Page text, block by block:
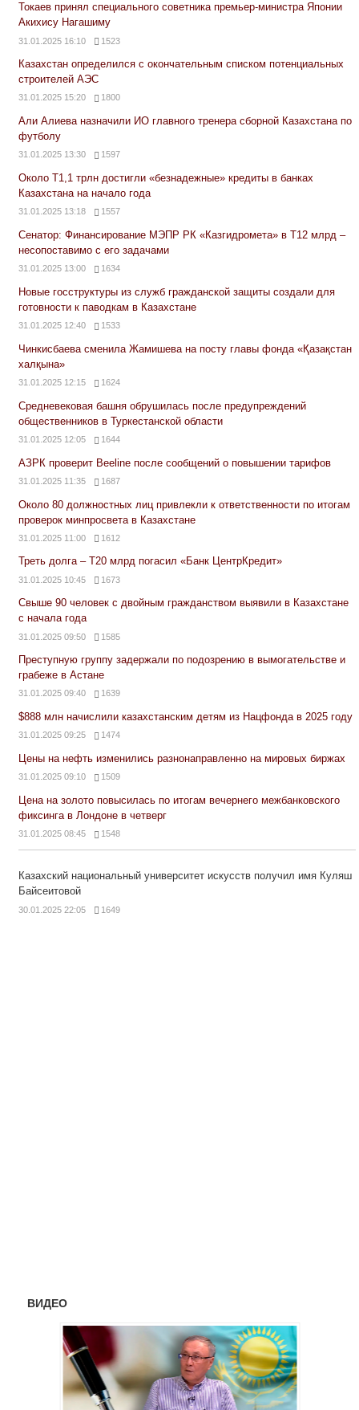
Токаев принял специального советника премьер-министра Японии
Акихису Нагашиму
31.01.2025 16:10 1523
Казахстан определился с окончательным списком потенциальных
строителей АЭС
31.01.2025 15:20 1800
Али Алиева назначили ИО главного тренера сборной Казахстана по
футболу
31.01.2025 13:30 1597
Около Т1,1 трлн достигли «безнадежные» кредиты в банках
Казахстана на начало года
31.01.2025 13:18 1557
Сенатор: Финансирование МЭПР РК «Казгидромета» в Т12 млрд –
несопоставимо с его задачами
31.01.2025 13:00 1634
Новые госструктуры из служб гражданской защиты создали для
готовности к паводкам в Казахстане
31.01.2025 12:40 1533
Чинкисбаева сменила Жамишева на посту главы фонда «Қазақстан
халқына»
31.01.2025 12:15 1624
Средневековая башня обрушилась после предупреждений
общественников в Туркестанской области
31.01.2025 12:05 1644
АЗРК проверит Beeline после сообщений о повышении тарифов
31.01.2025 11:35 1687
Около 80 должностных лиц привлекли к ответственности по итогам
проверок минпросвета в Казахстане
31.01.2025 11:00 1612
Треть долга – Т20 млрд погасил «Банк ЦентрКредит»
31.01.2025 10:45 1673
Свыше 90 человек с двойным гражданством выявили в Казахстане
с начала года
31.01.2025 09:50 1585
Преступную группу задержали по подозрению в вымогательстве и
грабеже в Астане
31.01.2025 09:40 1639
$888 млн начислили казахстанским детям из Нацфонда в 2025 году
31.01.2025 09:25 1474
Цены на нефть изменились разнонаправленно на мировых биржах
31.01.2025 09:10 1509
Цена на золото повысилась по итогам вечернего межбанковского
фиксинга в Лондоне в четверг
31.01.2025 08:45 1548
Казахский национальный университет искусств получил имя Куляш
Байсеитовой
30.01.2025 22:05 1649
ВИДЕО